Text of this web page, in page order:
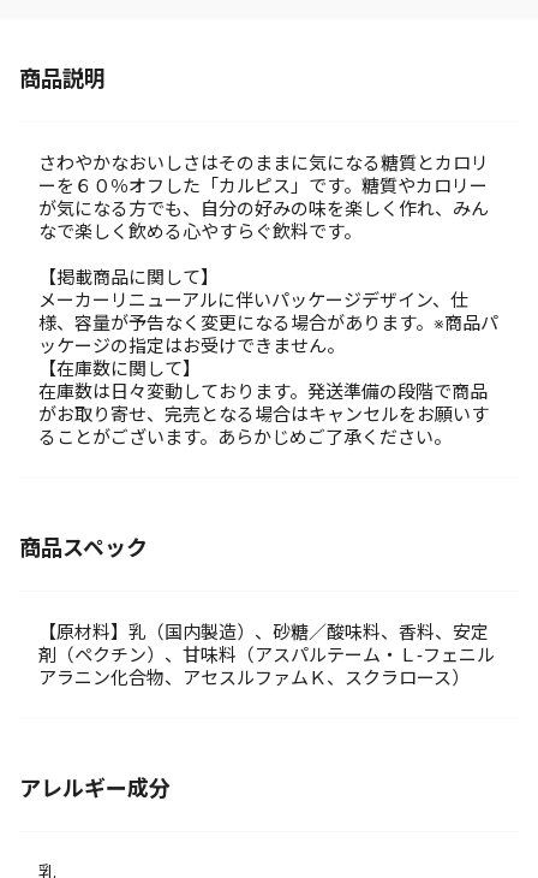
商品説明
さわやかなおいしさはそのままに気になる糖質とカロリ
ーを６０％オフした「カルピス」です。糖質やカロリー
が気になる方でも、自分の好みの味を楽しく作れ、みん
なで楽しく飲める心やすらぐ飲料です。
【掲載商品に関して】
メーカーリニューアルに伴いパッケージデザイン、仕
様、容量が予告なく変更になる場合があります。※商品パ
ッケージの指定はお受けできません。
【在庫数に関して】
在庫数は日々変動しております。発送準備の段階で商品
がお取り寄せ、完売となる場合はキャンセルをお願いす
ることがございます。あらかじめご了承ください。
商品スペック
【原材料】乳（国内製造）、砂糖／酸味料、香料、安定
剤（ペクチン）、甘味料（アスパルテーム・Ｌ‐フェニル
アラニン化合物、アセスルファムＫ、スクラロース）
アレルギー成分
乳